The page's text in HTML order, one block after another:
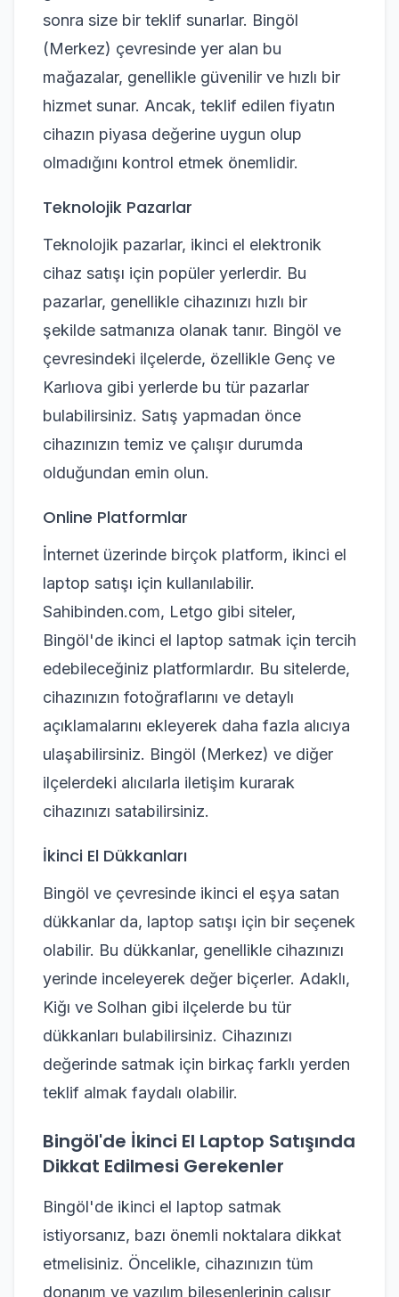
sonra size bir teklif sunarlar. Bingöl
(Merkez) çevresinde yer alan bu
mağazalar, genellikle güvenilir ve hızlı bir
hizmet sunar. Ancak, teklif edilen fiyatın
cihazın piyasa değerine uygun olup
olmadığını kontrol etmek önemlidir.
Teknolojik Pazarlar
Teknolojik pazarlar, ikinci el elektronik
cihaz satışı için popüler yerlerdir. Bu
pazarlar, genellikle cihazınızı hızlı bir
şekilde satmanıza olanak tanır. Bingöl ve
çevresindeki ilçelerde, özellikle Genç ve
Karlıova gibi yerlerde bu tür pazarlar
bulabilirsiniz. Satış yapmadan önce
cihazınızın temiz ve çalışır durumda
olduğundan emin olun.
Online Platformlar
İnternet üzerinde birçok platform, ikinci el
laptop satışı için kullanılabilir.
Sahibinden.com, Letgo gibi siteler,
Bingöl'de ikinci el laptop satmak için tercih
edebileceğiniz platformlardır. Bu sitelerde,
cihazınızın fotoğraflarını ve detaylı
açıklamalarını ekleyerek daha fazla alıcıya
ulaşabilirsiniz. Bingöl (Merkez) ve diğer
ilçelerdeki alıcılarla iletişim kurarak
cihazınızı satabilirsiniz.
İkinci El Dükkanları
Bingöl ve çevresinde ikinci el eşya satan
dükkanlar da, laptop satışı için bir seçenek
olabilir. Bu dükkanlar, genellikle cihazınızı
yerinde inceleyerek değer biçerler. Adaklı,
Kiğı ve Solhan gibi ilçelerde bu tür
dükkanları bulabilirsiniz. Cihazınızı
değerinde satmak için birkaç farklı yerden
teklif almak faydalı olabilir.
Bingöl'de İkinci El Laptop Satışında
Dikkat Edilmesi Gerekenler
Bingöl'de ikinci el laptop satmak
istiyorsanız, bazı önemli noktalara dikkat
etmelisiniz. Öncelikle, cihazınızın tüm
donanım ve yazılım bileşenlerinin çalışır